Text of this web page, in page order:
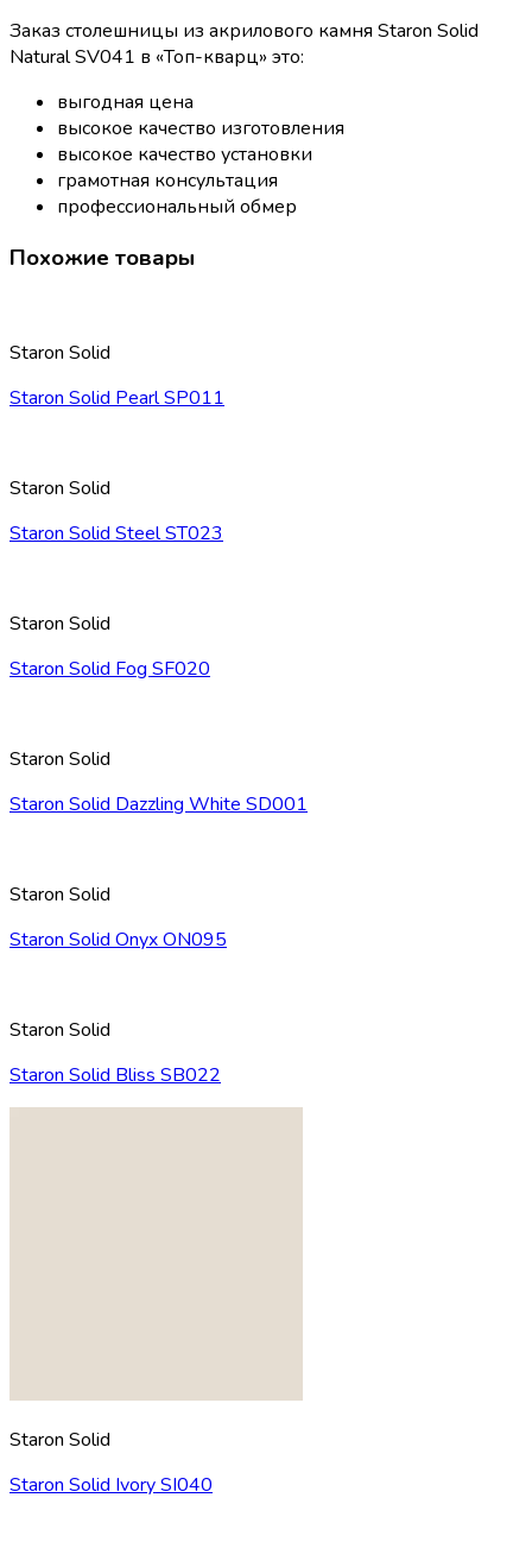
Заказ столешницы из акрилового камня Staron Solid
Natural SV041 в «Топ-кварц» это:
выгодная цена
высокое качество изготовления
высокое качество установки
грамотная консультация
профессиональный обмер
Похожие товары
Staron Solid
Staron Solid Pearl SP011
Staron Solid
Staron Solid Steel ST023
Staron Solid
Staron Solid Fog SF020
Staron Solid
Staron Solid Dazzling White SD001
Staron Solid
Staron Solid Onyx ON095
Staron Solid
Staron Solid Bliss SB022
Staron Solid
Staron Solid Ivory SI040